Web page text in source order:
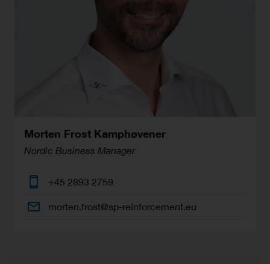
Morten Frost Kamphøvener
Nordic Business Manager
+45 2893 2759
morten.frost@sp-reinforcement.eu